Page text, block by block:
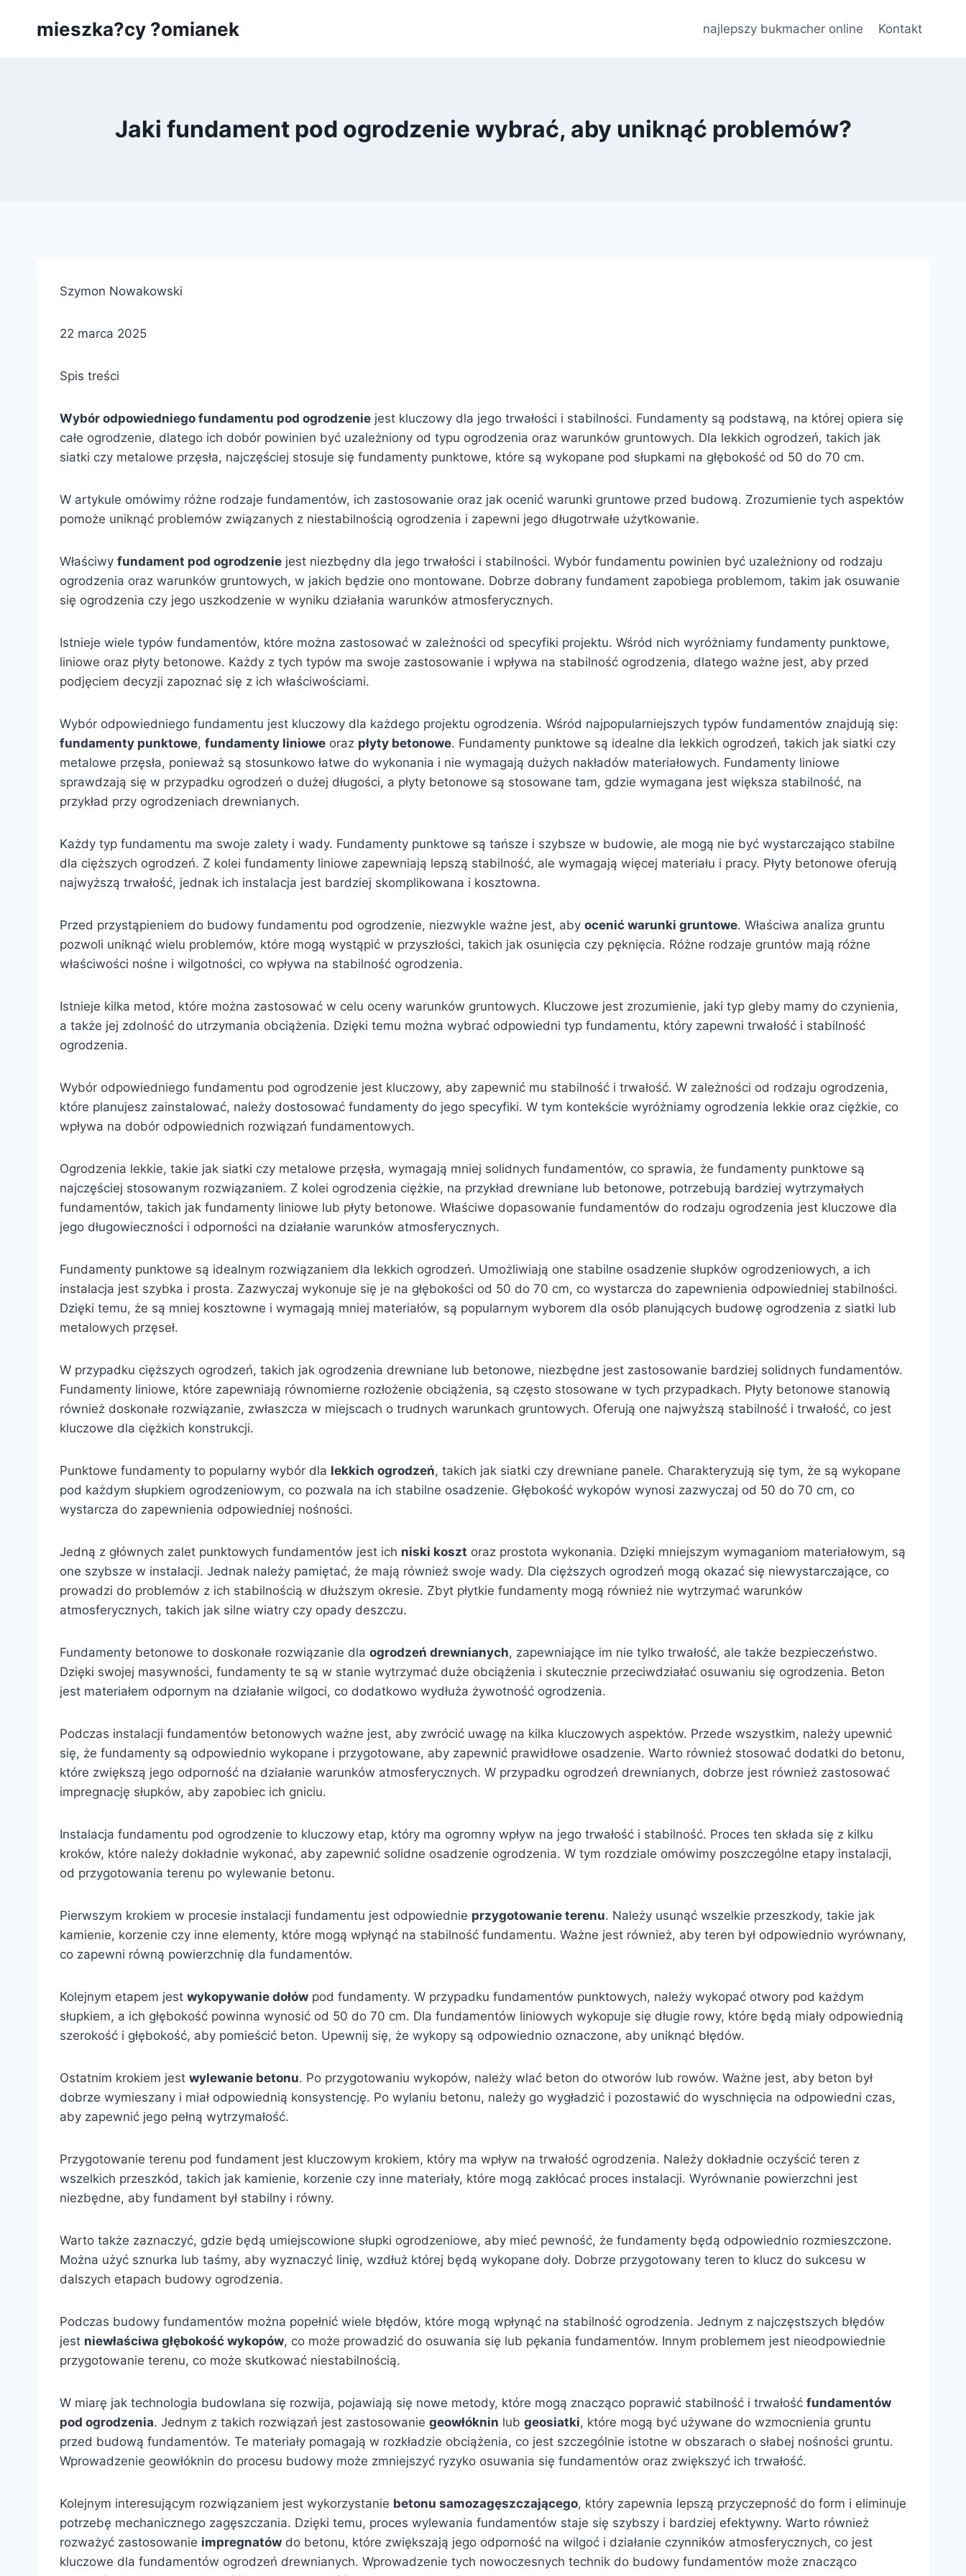
mieszka?cy ?omianek najlepszy bukmacher online Kontakt
Jaki fundament pod ogrodzenie wybrać, aby uniknąć problemów?
Szymon Nowakowski
22 marca 2025
Spis treści
Wybór odpowiedniego fundamentu pod ogrodzenie jest kluczowy dla jego trwałości i stabilności. Fundamenty są podstawą, na której opiera się
całe ogrodzenie, dlatego ich dobór powinien być uzależniony od typu ogrodzenia oraz warunków gruntowych. Dla lekkich ogrodzeń, takich jak
siatki czy metalowe przęsła, najczęściej stosuje się fundamenty punktowe, które są wykopane pod słupkami na głębokość od 50 do 70 cm.
W artykule omówimy różne rodzaje fundamentów, ich zastosowanie oraz jak ocenić warunki gruntowe przed budową. Zrozumienie tych aspektów
pomoże uniknąć problemów związanych z niestabilnością ogrodzenia i zapewni jego długotrwałe użytkowanie.
Właściwy fundament pod ogrodzenie jest niezbędny dla jego trwałości i stabilności. Wybór fundamentu powinien być uzależniony od rodzaju
ogrodzenia oraz warunków gruntowych, w jakich będzie ono montowane. Dobrze dobrany fundament zapobiega problemom, takim jak osuwanie
się ogrodzenia czy jego uszkodzenie w wyniku działania warunków atmosferycznych.
Istnieje wiele typów fundamentów, które można zastosować w zależności od specyfiki projektu. Wśród nich wyróżniamy fundamenty punktowe,
liniowe oraz płyty betonowe. Każdy z tych typów ma swoje zastosowanie i wpływa na stabilność ogrodzenia, dlatego ważne jest, aby przed
podjęciem decyzji zapoznać się z ich właściwościami.
Wybór odpowiedniego fundamentu jest kluczowy dla każdego projektu ogrodzenia. Wśród najpopularniejszych typów fundamentów znajdują się:
fundamenty punktowe, fundamenty liniowe oraz płyty betonowe. Fundamenty punktowe są idealne dla lekkich ogrodzeń, takich jak siatki czy
metalowe przęsła, ponieważ są stosunkowo łatwe do wykonania i nie wymagają dużych nakładów materiałowych. Fundamenty liniowe
sprawdzają się w przypadku ogrodzeń o dużej długości, a płyty betonowe są stosowane tam, gdzie wymagana jest większa stabilność, na
przykład przy ogrodzeniach drewnianych.
Każdy typ fundamentu ma swoje zalety i wady. Fundamenty punktowe są tańsze i szybsze w budowie, ale mogą nie być wystarczająco stabilne
dla cięższych ogrodzeń. Z kolei fundamenty liniowe zapewniają lepszą stabilność, ale wymagają więcej materiału i pracy. Płyty betonowe oferują
najwyższą trwałość, jednak ich instalacja jest bardziej skomplikowana i kosztowna.
Przed przystąpieniem do budowy fundamentu pod ogrodzenie, niezwykle ważne jest, aby ocenić warunki gruntowe. Właściwa analiza gruntu
pozwoli uniknąć wielu problemów, które mogą wystąpić w przyszłości, takich jak osunięcia czy pęknięcia. Różne rodzaje gruntów mają różne
właściwości nośne i wilgotności, co wpływa na stabilność ogrodzenia.
Istnieje kilka metod, które można zastosować w celu oceny warunków gruntowych. Kluczowe jest zrozumienie, jaki typ gleby mamy do czynienia,
a także jej zdolność do utrzymania obciążenia. Dzięki temu można wybrać odpowiedni typ fundamentu, który zapewni trwałość i stabilność
ogrodzenia.
Wybór odpowiedniego fundamentu pod ogrodzenie jest kluczowy, aby zapewnić mu stabilność i trwałość. W zależności od rodzaju ogrodzenia,
które planujesz zainstalować, należy dostosować fundamenty do jego specyfiki. W tym kontekście wyróżniamy ogrodzenia lekkie oraz ciężkie, co
wpływa na dobór odpowiednich rozwiązań fundamentowych.
Ogrodzenia lekkie, takie jak siatki czy metalowe przęsła, wymagają mniej solidnych fundamentów, co sprawia, że fundamenty punktowe są
najczęściej stosowanym rozwiązaniem. Z kolei ogrodzenia ciężkie, na przykład drewniane lub betonowe, potrzebują bardziej wytrzymałych
fundamentów, takich jak fundamenty liniowe lub płyty betonowe. Właściwe dopasowanie fundamentów do rodzaju ogrodzenia jest kluczowe dla
jego długowieczności i odporności na działanie warunków atmosferycznych.
Fundamenty punktowe są idealnym rozwiązaniem dla lekkich ogrodzeń. Umożliwiają one stabilne osadzenie słupków ogrodzeniowych, a ich
instalacja jest szybka i prosta. Zazwyczaj wykonuje się je na głębokości od 50 do 70 cm, co wystarcza do zapewnienia odpowiedniej stabilności.
Dzięki temu, że są mniej kosztowne i wymagają mniej materiałów, są popularnym wyborem dla osób planujących budowę ogrodzenia z siatki lub
metalowych przęseł.
W przypadku cięższych ogrodzeń, takich jak ogrodzenia drewniane lub betonowe, niezbędne jest zastosowanie bardziej solidnych fundamentów.
Fundamenty liniowe, które zapewniają równomierne rozłożenie obciążenia, są często stosowane w tych przypadkach. Płyty betonowe stanowią
również doskonałe rozwiązanie, zwłaszcza w miejscach o trudnych warunkach gruntowych. Oferują one najwyższą stabilność i trwałość, co jest
kluczowe dla ciężkich konstrukcji.
Punktowe fundamenty to popularny wybór dla lekkich ogrodzeń, takich jak siatki czy drewniane panele. Charakteryzują się tym, że są wykopane
pod każdym słupkiem ogrodzeniowym, co pozwala na ich stabilne osadzenie. Głębokość wykopów wynosi zazwyczaj od 50 do 70 cm, co
wystarcza do zapewnienia odpowiedniej nośności.
Jedną z głównych zalet punktowych fundamentów jest ich niski koszt oraz prostota wykonania. Dzięki mniejszym wymaganiom materiałowym, są
one szybsze w instalacji. Jednak należy pamiętać, że mają również swoje wady. Dla cięższych ogrodzeń mogą okazać się niewystarczające, co
prowadzi do problemów z ich stabilnością w dłuższym okresie. Zbyt płytkie fundamenty mogą również nie wytrzymać warunków
atmosferycznych, takich jak silne wiatry czy opady deszczu.
Fundamenty betonowe to doskonałe rozwiązanie dla ogrodzeń drewnianych, zapewniające im nie tylko trwałość, ale także bezpieczeństwo.
Dzięki swojej masywności, fundamenty te są w stanie wytrzymać duże obciążenia i skutecznie przeciwdziałać osuwaniu się ogrodzenia. Beton
jest materiałem odpornym na działanie wilgoci, co dodatkowo wydłuża żywotność ogrodzenia.
Podczas instalacji fundamentów betonowych ważne jest, aby zwrócić uwagę na kilka kluczowych aspektów. Przede wszystkim, należy upewnić
się, że fundamenty są odpowiednio wykopane i przygotowane, aby zapewnić prawidłowe osadzenie. Warto również stosować dodatki do betonu,
które zwiększą jego odporność na działanie warunków atmosferycznych. W przypadku ogrodzeń drewnianych, dobrze jest również zastosować
impregnację słupków, aby zapobiec ich gniciu.
Instalacja fundamentu pod ogrodzenie to kluczowy etap, który ma ogromny wpływ na jego trwałość i stabilność. Proces ten składa się z kilku
kroków, które należy dokładnie wykonać, aby zapewnić solidne osadzenie ogrodzenia. W tym rozdziale omówimy poszczególne etapy instalacji,
od przygotowania terenu po wylewanie betonu.
Pierwszym krokiem w procesie instalacji fundamentu jest odpowiednie przygotowanie terenu. Należy usunąć wszelkie przeszkody, takie jak
kamienie, korzenie czy inne elementy, które mogą wpłynąć na stabilność fundamentu. Ważne jest również, aby teren był odpowiednio wyrównany,
co zapewni równą powierzchnię dla fundamentów.
Kolejnym etapem jest wykopywanie dołów pod fundamenty. W przypadku fundamentów punktowych, należy wykopać otwory pod każdym
słupkiem, a ich głębokość powinna wynosić od 50 do 70 cm. Dla fundamentów liniowych wykopuje się długie rowy, które będą miały odpowiednią
szerokość i głębokość, aby pomieścić beton. Upewnij się, że wykopy są odpowiednio oznaczone, aby uniknąć błędów.
Ostatnim krokiem jest wylewanie betonu. Po przygotowaniu wykopów, należy wlać beton do otworów lub rowów. Ważne jest, aby beton był
dobrze wymieszany i miał odpowiednią konsystencję. Po wylaniu betonu, należy go wygładzić i pozostawić do wyschnięcia na odpowiedni czas,
aby zapewnić jego pełną wytrzymałość.
Przygotowanie terenu pod fundament jest kluczowym krokiem, który ma wpływ na trwałość ogrodzenia. Należy dokładnie oczyścić teren z
wszelkich przeszkód, takich jak kamienie, korzenie czy inne materiały, które mogą zakłócać proces instalacji. Wyrównanie powierzchni jest
niezbędne, aby fundament był stabilny i równy.
Warto także zaznaczyć, gdzie będą umiejscowione słupki ogrodzeniowe, aby mieć pewność, że fundamenty będą odpowiednio rozmieszczone.
Można użyć sznurka lub taśmy, aby wyznaczyć linię, wzdłuż której będą wykopane doły. Dobrze przygotowany teren to klucz do sukcesu w
dalszych etapach budowy ogrodzenia.
Podczas budowy fundamentów można popełnić wiele błędów, które mogą wpłynąć na stabilność ogrodzenia. Jednym z najczęstszych błędów
jest niewłaściwa głębokość wykopów, co może prowadzić do osuwania się lub pękania fundamentów. Innym problemem jest nieodpowiednie
przygotowanie terenu, co może skutkować niestabilnością.
W miarę jak technologia budowlana się rozwija, pojawiają się nowe metody, które mogą znacząco poprawić stabilność i trwałość fundamentów
pod ogrodzenia. Jednym z takich rozwiązań jest zastosowanie geowłóknin lub geosiatki, które mogą być używane do wzmocnienia gruntu
przed budową fundamentów. Te materiały pomagają w rozkładzie obciążenia, co jest szczególnie istotne w obszarach o słabej nośności gruntu.
Wprowadzenie geowłóknin do procesu budowy może zmniejszyć ryzyko osuwania się fundamentów oraz zwiększyć ich trwałość.
Kolejnym interesującym rozwiązaniem jest wykorzystanie betonu samozagęszczającego, który zapewnia lepszą przyczepność do form i eliminuje
potrzebę mechanicznego zagęszczania. Dzięki temu, proces wylewania fundamentów staje się szybszy i bardziej efektywny. Warto również
rozważyć zastosowanie impregnatów do betonu, które zwiększają jego odporność na wilgoć i działanie czynników atmosferycznych, co jest
kluczowe dla fundamentów ogrodzeń drewnianych. Wprowadzenie tych nowoczesnych technik do budowy fundamentów może znacząco